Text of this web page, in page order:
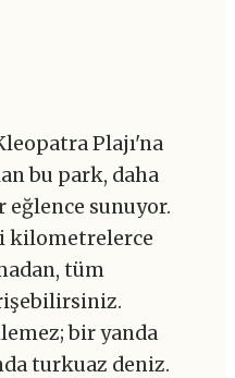
Plajı'na
bu park, daha
sunuyor.
kilometrelerce
tüm
bir yanda
turkuaz deniz.